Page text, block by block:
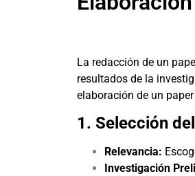
La redacción de un
resultados de la
elaboración de un
1. Selección
Relevancia:
Investigación